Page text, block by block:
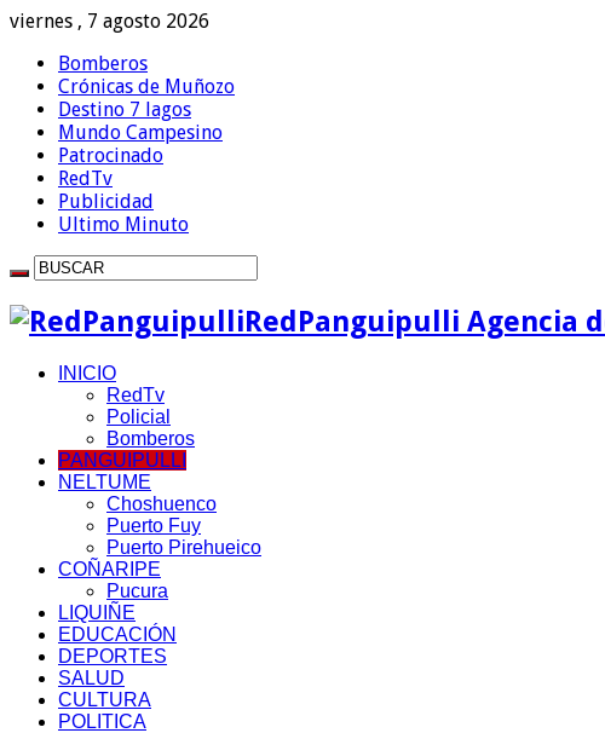
viernes , 7 agosto 2026
Bomberos
Crónicas de Muñozo
Destino 7 lagos
Mundo Campesino
Patrocinado
RedTv
Publicidad
Ultimo Minuto
RedPanguipulli Agencia
INICIO
RedTv
Policial
Bomberos
PANGUIPULLI
NELTUME
Choshuenco
Puerto Fuy
Puerto Pirehueico
COÑARIPE
Pucura
LIQUIÑE
EDUCACIÓN
DEPORTES
SALUD
CULTURA
POLITICA